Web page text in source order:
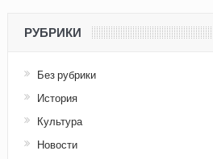
РУБРИКИ
Без рубрики
История
Культура
Новости